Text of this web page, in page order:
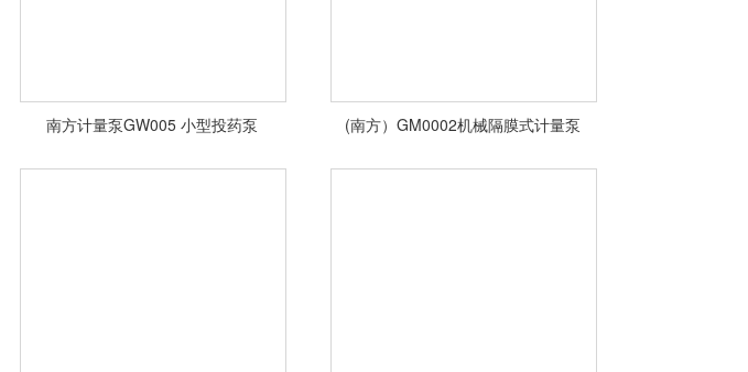
南方计量泵GW005 小型投药泵 (南方）GM0002机械隔膜式计量泵